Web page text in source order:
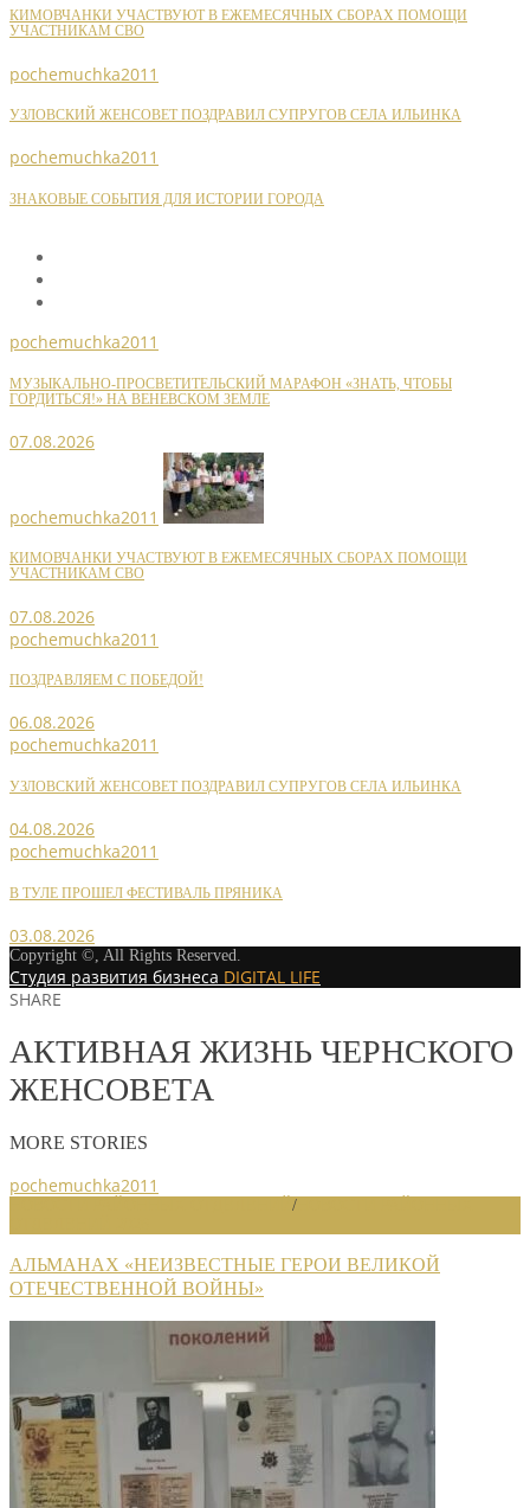
КИМОВЧАНКИ УЧАСТВУЮТ В ЕЖЕМЕСЯЧНЫХ СБОРАХ ПОМОЩИ
УЧАСТНИКАМ СВО
pochemuchka2011
УЗЛОВСКИЙ ЖЕНСОВЕТ ПОЗДРАВИЛ СУПРУГОВ СЕЛА ИЛЬИНКА
pochemuchka2011
ЗНАКОВЫЕ СОБЫТИЯ ДЛЯ ИСТОРИИ ГОРОДА
pochemuchka2011
МУЗЫКАЛЬНО-ПРОСВЕТИТЕЛЬСКИЙ МАРАФОН «ЗНАТЬ, ЧТОБЫ
ГОРДИТЬСЯ!» НА ВЕНЕВСКОМ ЗЕМЛЕ
07.08.2026
pochemuchka2011
КИМОВЧАНКИ УЧАСТВУЮТ В ЕЖЕМЕСЯЧНЫХ СБОРАХ ПОМОЩИ
УЧАСТНИКАМ СВО
07.08.2026
pochemuchka2011
ПОЗДРАВЛЯЕМ С ПОБЕДОЙ!
06.08.2026
pochemuchka2011
УЗЛОВСКИЙ ЖЕНСОВЕТ ПОЗДРАВИЛ СУПРУГОВ СЕЛА ИЛЬИНКА
04.08.2026
pochemuchka2011
В ТУЛЕ ПРОШЕЛ ФЕСТИВАЛЬ ПРЯНИКА
03.08.2026
Copyright ©, All Rights Reserved.
Студия развития бизнеса DIGITAL LIFE
SHARE
АКТИВНАЯ ЖИЗНЬ ЧЕРНСКОГО
ЖЕНСОВЕТА
MORE STORIES
pochemuchka2011
/
АЛЬМАНАХ «НЕИЗВЕСТНЫЕ ГЕРОИ ВЕЛИКОЙ
ОТЕЧЕСТВЕННОЙ ВОЙНЫ»